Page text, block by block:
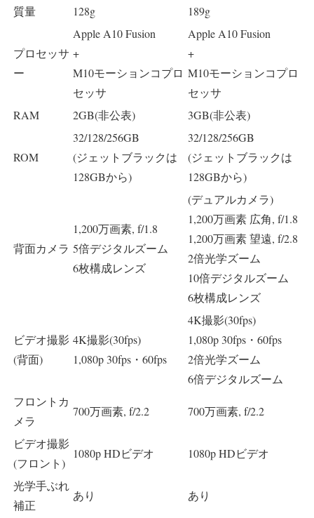
質量
128g 189g
プロセッサ
ー
Apple A10 Fusion
+
M10モーションコプロ
セッサ
Apple A10 Fusion
+
M10モーションコプロ
セッサ
RAM
2GB(非公表) 3GB(非公表)
ROM
32/128/256GB
(ジェットブラックは
128GBから)
32/128/256GB
(ジェットブラックは
128GBから)
背面カメラ
1,200万画素, f/1.8
5倍デジタルズーム
6枚構成レンズ
(デュアルカメラ)
1,200万画素 広角, f/1.8
1,200万画素 望遠, f/2.8
2倍光学ズーム
10倍デジタルズーム
6枚構成レンズ
ビデオ撮影
(背面)
4K撮影(30fps)
1,080p 30fps・60fps
4K撮影(30fps)
1,080p 30fps・60fps
2倍光学ズーム
6倍デジタルズーム
フロントカ
メラ
700万画素, f/2.2 700万画素, f/2.2
ビデオ撮影
(フロント)
1080p HDビデオ 1080p HDビデオ
光学手ぶれ
補正
あり あり